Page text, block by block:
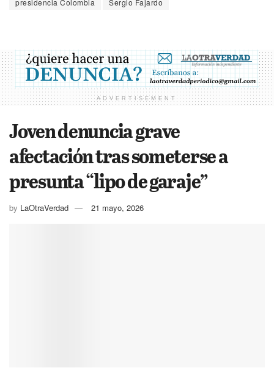
presidencia Colombia Sergio Fajardo
ADVERTISEMENT
Joven denuncia grave
afectación tras someterse a
presunta “lipo de garaje”
by LaOtraVerdad 21 mayo, 2026